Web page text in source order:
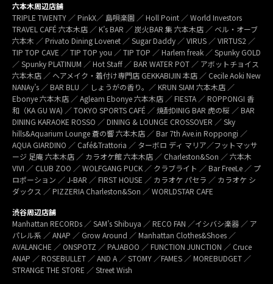
六本木周辺店舗
TRIPLE TWENTY ／ PinkX／ 島唄楽園 ／ Holl Point ／ World Investors
TRAVEL CAFÉ 六本木店 ／ K’s BAR ／ 炭火BAR 集 六本木店 ／ ベル・オーブ
六本木 ／ Privato Dining Lovenet ／ Sugar Daddy ／ VIRUS ／ VIRTUS2 ／
TIP TOP CAVE ／ TIP TOP you ／ TIP TOP ／ Harlem freak ／ Spunky GOLD
／ Spunky PLATINUM ／ Hot Staff ／ BAR WATER POT ／ アボットチョイス
六本木店 ／ ヘアメイク・着付け専門店 GEKKABIJIN 本店 ／ Cecile Aoki New
NANAy’s ／ BAR BLU ／ しょうがの香り。／ KRUN SIAM 六本木店 ／
Ebonye 六本木店 ／ Agleam Ebonye 六本木店 ／ FIESTA ／ ROPPONGI 香
和（KA GU WA) ／ TOKYO SPORTS CAFÉ ／ 焼酎DINIG BAR 虎の桜 ／ BAR
DINING KARAOKE ROSSO ／ DINING & LOUNGE CROSSOVER ／ Sky
hills&Aquarium Lounge 蒼の響 六本木店 ／ Bar 7th Ave.in Roppongi ／
AQUA GIARDINO ／ Café&Trattoria ／ ターボロ ディ マリア／フットマッサ
ージ 足庵 六本木店 ／ カラオケ館 六本木店 ／ Charleston&Son ／ 六本木
VIVI ／ CLUB ZOO ／ WOLFGANG PUCK ／ クラブライト ／ Bar FreeLe ／ プ
ロポーション ／ J-BAR ／ FIRST HOUSE ／ カラオケ パセラ ／ カラオケ シ
ダックス ／ PIZZERIA Charleston&Son ／ WORLDSTAR CAFE
渋谷周辺店舗
Manhattan RECORDs ／ SAM’s Shibuya ／ RECO FAN ／イシバシ楽器 ／ ア
パレル系 ／ ANAP ／ Grow Around ／ Manhattan Clothes&Shoes ／
AVALANCHE ／ ONSPOTZ ／ PAJABOO ／ FUNCTION JUNCTION ／ Cruce
ANAP ／ ROSEBULLET ／ AND A ／ STOMY ／FAMES ／ MOREBUDGET ／
STRANGE THE STORE ／ Street Wish